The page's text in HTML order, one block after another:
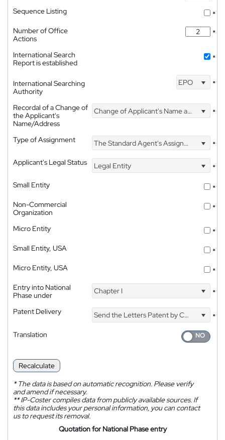
Sequence Listing
*
Number of Office
Actions
*
International Search
Report is established
*
International Searching
Authority
EPO *
Recordal of a Change of
the Applicant's
Name/Address
Change of Applicant's Name and Address *
Type of Assignment The Standard Agent's Assignment
*
Applicant's Legal Status
Legal Entity
*
Small Entity
*
Non-Commercial
Organization
*
Micro Entity
*
Small Entity, USA
*
Micro Entity, USA
*
Entry into National
Phase under
Chapter I *
Patent Delivery Send the Letters Patent by Courier
*
Translation
Recalculate
*The data is based on automatic recognition. Please verify
and amend if necessary.
**IP-Coster compiles data from publicly available sources. If
this data includes your personal information, you can contact
us to request its removal.
Quotation for National Phase entry